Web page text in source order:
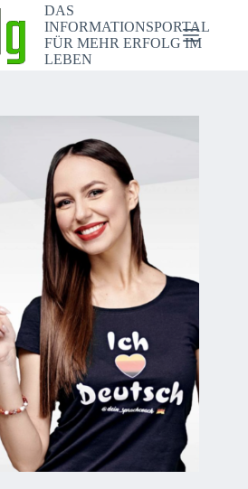
DAS
INFORMATIONSPORTAL
FÜR MEHR ERFOLG IM
LEBEN